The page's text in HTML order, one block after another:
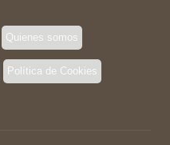
Quienes somos
Política de Cookies